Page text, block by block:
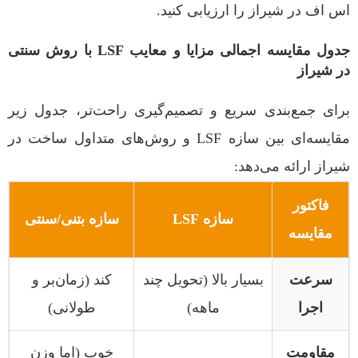
اس اف در شیراز را ارزیابی کنید.
جدول مقایسه اجمالی مزایا و معایب LSF با روش سنتی
در شیراز
برای جمع‌بندی سریع و تصمیم‌گیری راحت‌تر، جدول زیر
مقایسه‌ای بین سازه LSF و روش‌های متداول ساخت در
شیراز ارائه می‌دهد:
فاکتور
مقایسه
سازه LSF سازه بتنی/سنتی
سرعت
اجرا
بسیار بالا (تحویل چند
ماهه)
کند (زمان‌بر و
طولانی)
مقاومت خوب (اما وزن